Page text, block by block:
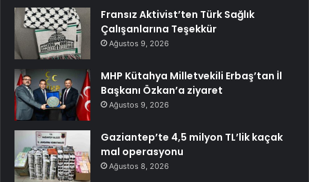
Fransız Aktivist’ten Türk Sağlık
Çalışanlarına Teşekkür
Ağustos 9, 2026
MHP Kütahya Milletvekili Erbaş’tan İl
Başkanı Özkan’a ziyaret
Ağustos 9, 2026
Gaziantep’te 4,5 milyon TL’lik kaçak
mal operasyonu
Ağustos 8, 2026